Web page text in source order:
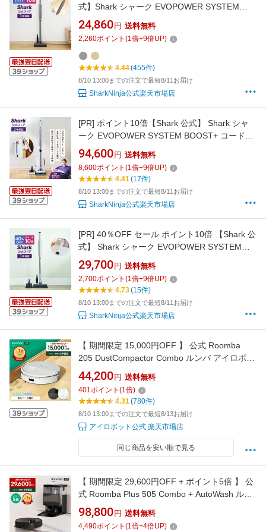
式】Shark シャーク EVOPOWER SYSTEM
STD コードレススティッククリーナー エヴォ
パワーシステムスタンダード CS100J / 掃除機
コードレス コードレス掃除機 スティック掃除
機 ハンディクリーナー ハンディー 吸引力 収納
布団
24,860 円 送料無料
2,260ポイント (1倍+9倍UP)
4.44(455件)
8/10 13:00までの注文で最短8/11お届け
SharkNinja公式楽天市場店
[PR] ポイント10倍【Shark 公式】 Shark シャ
ーク EVOPOWER SYSTEM BOOST+ コードレ
ススティッククリーナー LC751J/ 掃除機 コー
ドレスクリーナー ハンディ スタンド付き 自動
収集 ゴミ 吸引力 強力吸引
94,600 円 送料無料
8,600ポイント (1倍+9倍UP)
4.41(17件)
8/10 13:00までの注文で最短8/11お届け
SharkNinja公式楽天市場店
[PR] 40％OFF セール ポイント10倍 【Shark 公
式】 Shark シャーク EVOPOWER SYSTEM
FIT コードレススティッククリーナー LC100J /
掃除機 コードレス コードレスクリーナー ハン
ディー スタンド付き 吸引力 強力 収納 軽量 車
用 静音 ソファー ヘッド 交換 髪の毛 ペット
29,700 円 送料無料
2,700ポイント (1倍+9倍UP)
4.73(15件)
8/10 13:00までの注文で最短8/11お届け
SharkNinja公式楽天市場店
【 期間限定 15,000円OFF 】 公式 Roomba
205 DustCompactor Combo ルンバ アイロボッ
ト ロボット掃除機 お掃除ロボット 掃除ロボッ
ト 水拭き 床拭き 拭き掃除 マッピング 自動 ゴ
ミ圧縮機能付き iRobot roomba 日本 国内 正規
品 メーカー保証 延長保証 送料無料
44,200 円 送料無料
401ポイント (1倍)
4.31(780件)
8/10 13:00までの注文で最短8/13お届け
アイロボット公式 楽天市場店
同じ商品を安い順で見る
【 期間限定 29,600円OFF + ポイント5倍 】 公
式 Roomba Plus 505 Combo + AutoWash ルン
バ アイロボット ロボット掃除機 お掃除ロボッ
ト 水拭き 床拭き 拭き掃除 マッピング 高性能
98,800 円 送料無料
4,490ポイント (1倍+4倍UP)